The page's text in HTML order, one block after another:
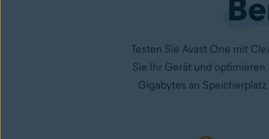
Testen Sie Avast One mit
Sie Ihr Gerät und
Gigabytes an